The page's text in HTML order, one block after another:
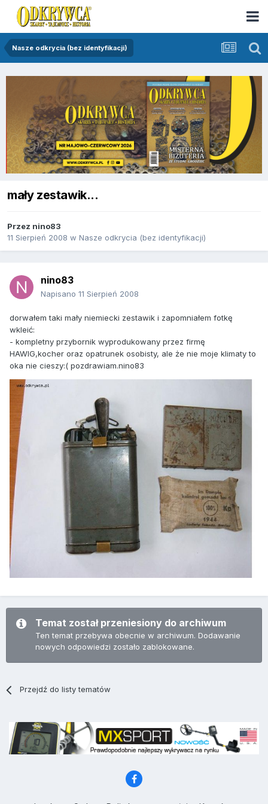
Nasze odkrycia (bez identyfikacji)
mały zestawik...
Przez nino83
11 Sierpień 2008 w Nasze odkrycia (bez identyfikacji)
nino83
Napisano 11 Sierpień 2008
dorwałem taki mały niemiecki zestawik i zapomniałem fotkę
wkleić:
- kompletny przybornik wyprodukowany przez firmę
HAWIG,kocher oraz opatrunek osobisty, ale że nie moje klimaty to
oka nie cieszy:( pozdrawiam.nino83
Temat został przeniesiony do archiwum
Ten temat przebywa obecnie w archiwum. Dodawanie
nowych odpowiedzi zostało zablokowane.
Przejdź do listy tematów